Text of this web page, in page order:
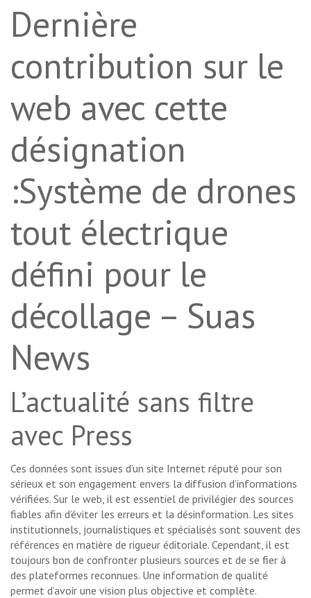
Dernière
contribution sur le
web avec cette
désignation
:Système de drones
tout électrique
défini pour le
décollage – Suas
News
L’actualité sans filtre
avec Press
Ces données sont issues d’un site Internet réputé pour son
sérieux et son engagement envers la diffusion d’informations
vérifiées. Sur le web, il est essentiel de privilégier des sources
fiables afin d’éviter les erreurs et la désinformation. Les sites
institutionnels, journalistiques et spécialisés sont souvent des
références en matière de rigueur éditoriale. Cependant, il est
toujours bon de confronter plusieurs sources et de se fier à
des plateformes reconnues. Une information de qualité
permet d’avoir une vision plus objective et complète.